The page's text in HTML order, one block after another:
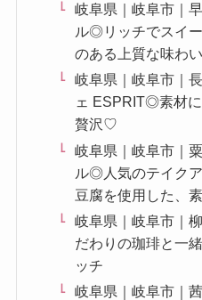
岐阜県｜岐阜市｜
ル◎リッチでスイ
のある上質な味わい
岐阜県｜岐阜市｜
ェ ESPRIT◎素材
贅沢♡
岐阜県｜岐阜市｜
ル◎人気のテイク
豆腐を使用した、
岐阜県｜岐阜市｜
だわりの珈琲と一
ッチ
岐阜県｜岐阜市｜